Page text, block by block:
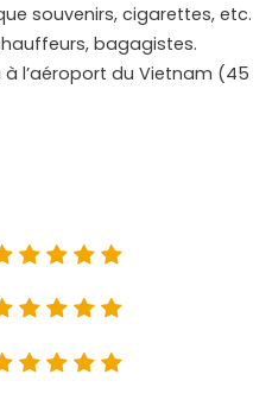
souvenirs, cigarettes, etc.
bagagistes.
l’aéroport du Vietnam (45